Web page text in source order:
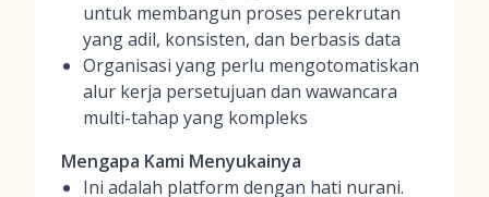
untuk membangun proses perekrutan
yang adil, konsisten, dan berbasis data
Organisasi yang perlu mengotomatiskan
alur kerja persetujuan dan wawancara
multi-tahap yang kompleks
Mengapa Kami Menyukainya
Ini adalah platform dengan hati nurani.